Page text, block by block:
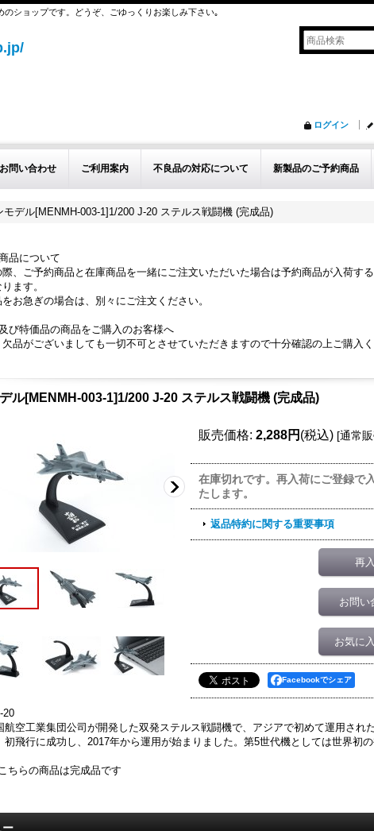
ショップです。どうぞ、ごゆっくりお楽しみ下さい｡
ログイン
お問い合わせ ご利用案内 不良品の対応について 新製品のご予約商品
モデル[MENMH-003-1]1/200 J-20 ステルス戦闘機 (完成品)
品について
際、ご予約商品と在庫商品を一緒にご注文いただいた場合は予約商品が入荷す
ます。
お急ぎの場合は、別々にご注文ください。
び特価品の商品をご購入のお客様へ
品がございましても一切不可とさせていただきますので十分確認の上ご購入く
ル[MENMH-003-1]1/200 J-20 ステルス戦闘機 (完成品)
販売価格: 2,288円 (税込) [通常
在庫切れです。再入荷にご登録で
たします。
返品特約に関する重要事項
再
お問い
お気に
Facebookでシェア
20
航空工業集団公司が開発した双発ステルス戦闘機で、アジアで初めて運用され
初飛行に成功し、2017年から運用が始まりました。第5世代機としては世界初の
ちらの商品は完成品です
ー